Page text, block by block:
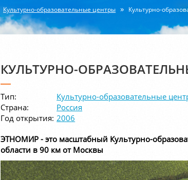
Культурно-образовательные центры Культурно-
КУЛЬТУРНО-
Тип: Культурно-образовательные
Страна:
Россия
Год открытия: 2006
ЭТНОМИР - это масштабный Культурно-
области в 90 км от Москвы